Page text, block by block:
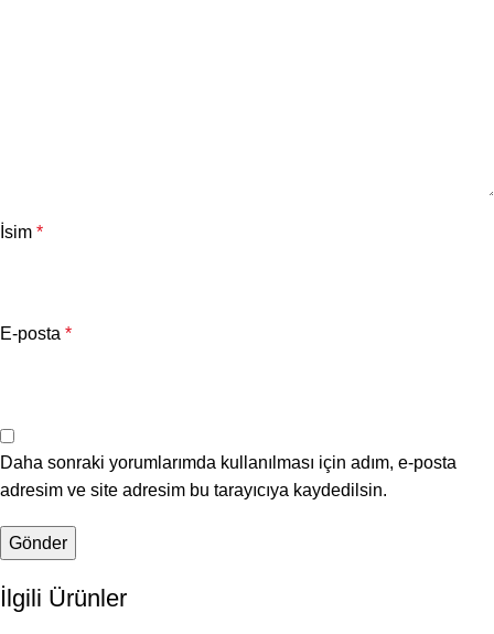
İsim *
E-posta *
Daha sonraki yorumlarımda kullanılması için adım, e-posta
adresim ve site adresim bu tarayıcıya kaydedilsin.
İlgili Ürünler